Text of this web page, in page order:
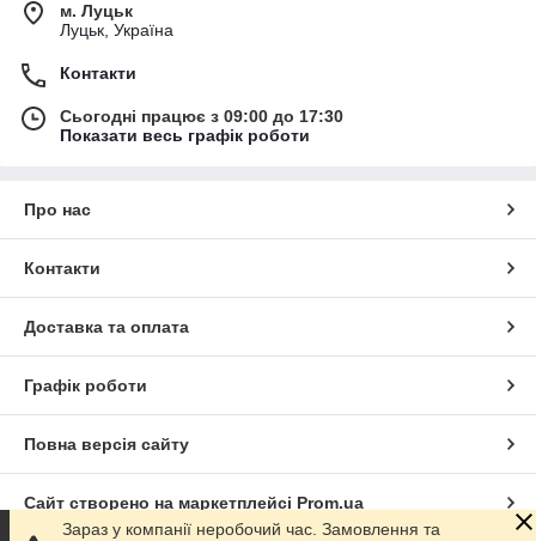
м. Луцьк
Луцьк, Україна
Контакти
Сьогодні працює з 09:00 до 17:30
Показати весь графік роботи
Про нас
Контакти
Доставка та оплата
Графік роботи
Повна версія сайту
Сайт створено на маркетплейсі Prom.ua
Зараз у компанії неробочий час. Замовлення та